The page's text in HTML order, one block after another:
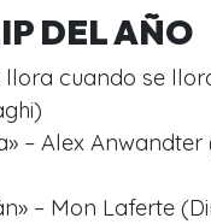
DEL AÑO
llora cuando se
– Alex
– Mon Laferte